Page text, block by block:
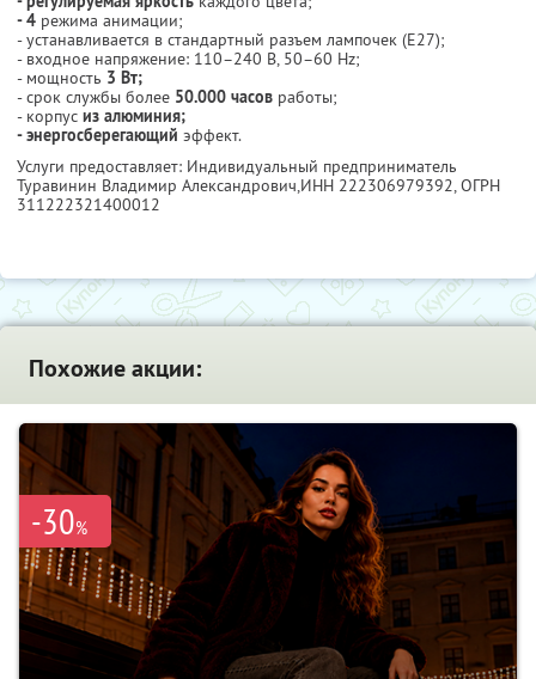
- 4 режима анимации;
- устанавливается в стандартный разъем лампочек (E27);
- входное напряжение: 110–240 В, 50–60 Hz;
- мощность 3 Вт;
- срок службы более 50.000 часов работы;
- корпус из алюминия;
- энергосберегающий эффект.
Услуги предоставляет: Индивидуальный предприниматель
Туравинин Владимир Александрович,ИНН 222306979392, ОГРН
311222321400012
Похожие акции:
-30%